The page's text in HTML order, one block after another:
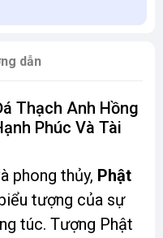
dẫn
Thạch Anh Hồng
Phúc Và Tài
phong thủy, Phật
tượng của sự
túc. Tượng Phật